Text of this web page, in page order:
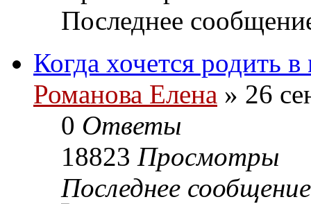
Последнее
Когда хочется родить
Романова Елена » 26
0 Ответы
18823 Просмотры
Последнее